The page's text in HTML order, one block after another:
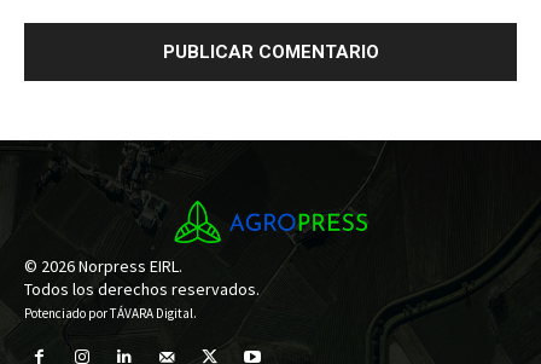
© 2026 Norpress EIRL.
Todos los derechos reservados.
Potenciado porTÁVARA Digital.